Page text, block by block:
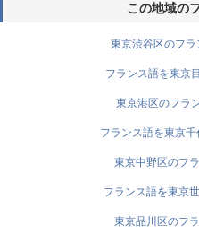
この地域の
東京渋谷区のフ
フランス語を東京
東京港区のフラ
フランス語を東京
東京中野区のフ
フランス語を東京
東京品川区のフ